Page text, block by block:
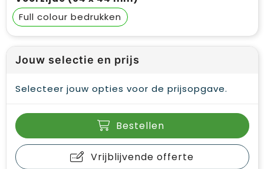
Full colour
Jouw selectie en prijs
Selecteer jouw opties voor de prijsopgave.
Bestellen
Vrijblijvende offerte